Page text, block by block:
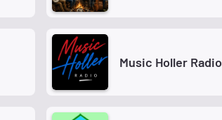
Music Holler Radio